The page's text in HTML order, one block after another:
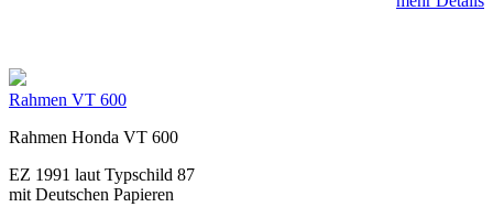
Rahmen VT 600
Rahmen Honda VT 600
EZ 1991 laut Typschild 87
mit Deutschen Papieren